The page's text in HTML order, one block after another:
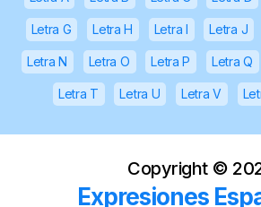
Letra G Letra H Letra I Letra J
Letra N Letra O Letra P Letra Q
Letra T Letra U Letra V
Copyright ©
Expresiones